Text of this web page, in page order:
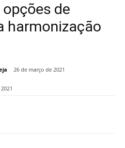
de
harmonização
26 de março de 2021